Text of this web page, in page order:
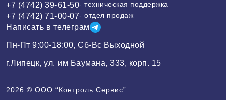
+7 (4742) 39-61-50- техническая поддержка
+7 (4742) 71-00-07- отдел продаж
Написать в телеграм
Пн-Пт 9:00-18:00, Сб-Вс Выходной
г.Липецк, ул. им Баумана, 333, корп. 15
2026 © ООО “Контроль Сервис”